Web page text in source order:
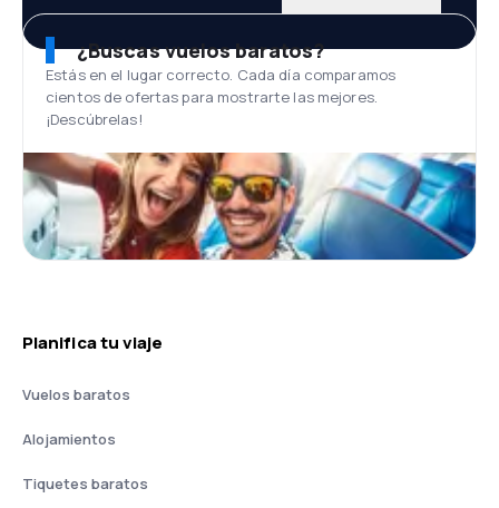
¿Buscas vuelos baratos?
Estás en el lugar correcto. Cada día comparamos
cientos de ofertas para mostrarte las mejores.
¡Descúbrelas!
Planifica tu viaje
Vuelos baratos
Alojamientos
Tiquetes baratos